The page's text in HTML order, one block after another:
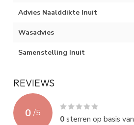
Advies Naalddikte Inuit
Wasadvies
Samenstelling Inuit
REVIEWS
0 /5
0sterren op basis van